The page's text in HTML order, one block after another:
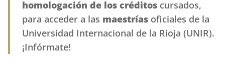
homologación de los créditos cursados,
para acceder a las maestrías oficiales de la
Universidad Internacional de la Rioja (UNIR).
¡Infórmate!